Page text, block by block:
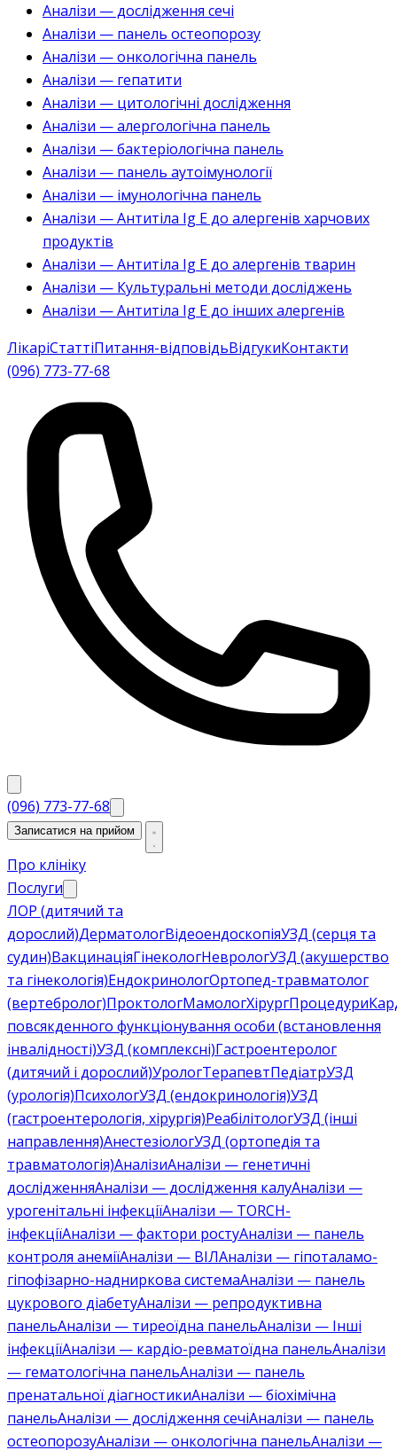
Аналізи — дослідження сечі
Аналізи — панель остеопорозу
Аналізи — онкологічна панель
Аналізи — гепатити
Аналізи — цитологічні дослідження
Аналізи — алергологічна панель
Аналізи — бактеріологічна панель
Аналізи — панель аутоімунології
Аналізи — імунологічна панель
Аналізи — Антитіла Ig E до алергенів харчових
продуктів
Аналізи — Антитіла Ig E до алергенів тварин
Аналізи — Культуральні методи досліджень
Аналізи — Антитіла Ig E до інших алергенів
ЛікаріСтаттіПитання-відповідьВідгукиКонтакти
(096) 773-77-68
(096) 773-77-68
Записатися на прийом
Про клініку
Послуги
ЛОР (дитячий та
дорослий)ДерматологВідеоендоскопіяУЗД (серця та
судин)ВакцинаціяГінекологНеврологУЗД (акушерство
та гінекологія)ЕндокринологОртопед-травматолог
(вертебролог)ПроктологМамологХірургПроцедури
повсякденного функціонування особи (встановлення
інвалідності)УЗД (комплексні)Гастроентеролог
(дитячий і дорослий)УрологТерапевтПедіатрУЗД
(урологія)ПсихологУЗД (ендокринологія)УЗД
(гастроентерологія, хірургія)РеабілітологУЗД (інші
направлення)АнестезіологУЗД (ортопедія та
травматологія)АналізиАналізи — генетичні
дослідженняАналізи — дослідження калуАналізи —
урогенітальні інфекціїАналізи — TORCH-
інфекціїАналізи — фактори ростуАналізи — панель
контроля анеміїАналізи — ВІЛАналізи — гіпоталамо-
гіпофізарно-надниркова системаАналізи — панель
цукрового діабетуАналізи — репродуктивна
панельАналізи — тиреоїдна панельАналізи — Інші
інфекціїАналізи — кардіо-ревматоїдна панельАналізи
— гематологічна панельАналізи — панель
пренатальної діагностикиАналізи — біохімічна
панельАналізи — дослідження сечіАналізи — панель
остеопорозуАналізи — онкологічна панельАналізи —